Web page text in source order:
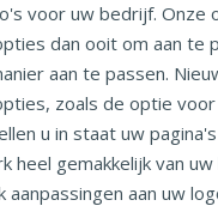
voor uw bedrijf. Onze
dan ooit om aan te
aan te passen.
zoals de optie voor
u in staat uw
heel gemakkelijk van
aanpassingen aan uw